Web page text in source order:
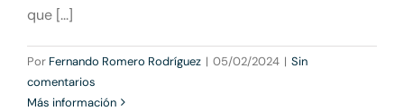
que [...]
Por Fernando Romero Rodríguez | 05/02/2024 | Sin
comentarios
Más información